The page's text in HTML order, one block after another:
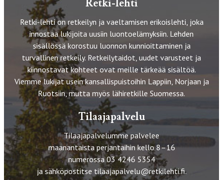
Retki-lehti
Retki-lehti on retkeilyn ja vaeltamisen erikoislehti, joka
innostaa lukijoita uusiin luontoelämyksiin. Lehden
sisällössä korostuu luonnon kunnioittaminen ja
turvallinen retkeily. Retkeilytaidot, uudet varusteet ja
kiinnostavat kohteet ovat meille tärkeää sisältöä.
Viemme lukijat usein kansallispuistoihin Lappiin, Norjaan ja
Ruotsiin, mutta myös lähiretkille Suomessa.
Tilaajapalvelu
Tilaajapalvelumme palvelee
maanantaista perjantaihin kello 8–16
numerossa 03 4246 5354
ja sähköpostitse tilaajapalvelu@retkilehti.fi.